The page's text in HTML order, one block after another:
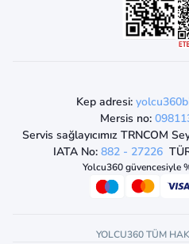
Kep adresi:
Mersis no:
Servis sağlayıcımız TRNCOM
IATA No: 882 - 27226
Yolcu360 güvencesiyle
YOLCU360 TÜM